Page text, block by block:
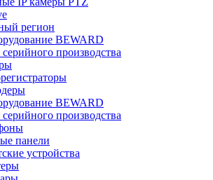
регион
BEWARD
производства
BEWARD
производства
панели
устройства